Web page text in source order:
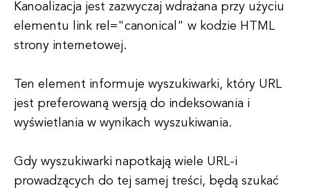
Kanoalizacja jest zazwyczaj wdrażana przy użyciu
elementu link rel="canonical" w kodzie HTML
strony internetowej.
Ten element informuje wyszukiwarki, który URL
jest preferowaną wersją do indeksowania i
wyświetlania w wynikach wyszukiwania.
Gdy wyszukiwarki napotkają wiele URL-i
prowadzących do tej samej treści, będą szukać